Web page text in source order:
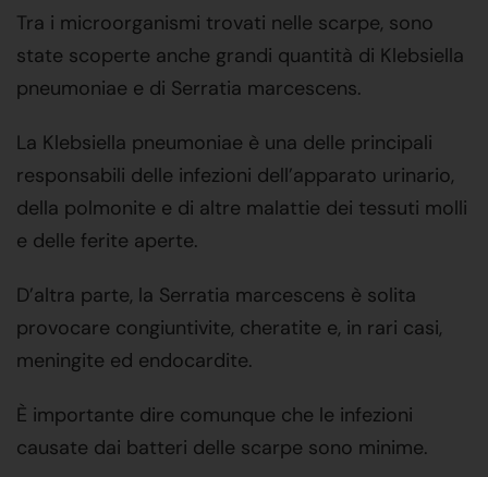
Tra i microorganismi trovati nelle scarpe, sono
state scoperte anche grandi quantità di Klebsiella
pneumoniae e di Serratia marcescens.
La Klebsiella pneumoniae è una delle principali
responsabili delle infezioni dell’apparato urinario,
della polmonite e di altre malattie dei tessuti molli
e delle ferite aperte.
D’altra parte, la Serratia marcescens è solita
provocare congiuntivite, cheratite e, in rari casi,
meningite ed endocardite.
È importante dire comunque che le infezioni
causate dai batteri delle scarpe sono minime.